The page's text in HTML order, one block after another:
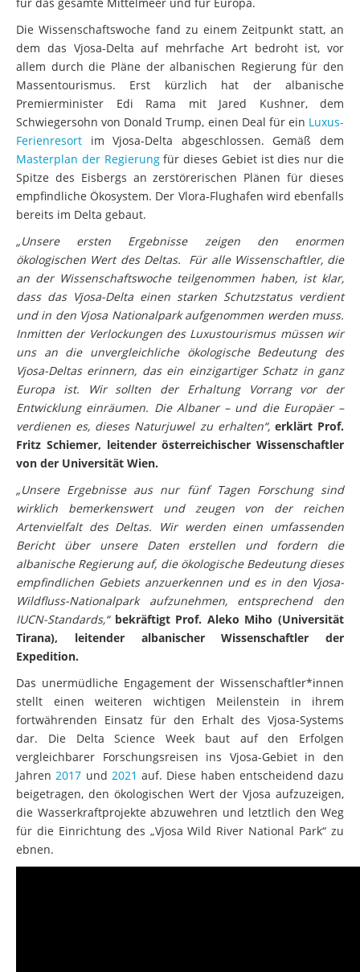
für das gesamte Mittelmeer und für Europa.
Die Wissenschaftswoche fand zu einem Zeitpunkt statt, an
dem das Vjosa-Delta auf mehrfache Art bedroht ist, vor
allem durch die Pläne der albanischen Regierung für den
Massentourismus. Erst kürzlich hat der albanische
Premierminister Edi Rama mit Jared Kushner, dem
Schwiegersohn von Donald Trump, einen Deal für ein Luxus-
Ferienresort im Vjosa-Delta abgeschlossen. Gemäß dem
Masterplan der Regierungfür dieses Gebiet ist dies nur die
Spitze des Eisbergs an zerstörerischen Plänen für dieses
empfindliche Ökosystem. Der Vlora-Flughafen wird ebenfalls
bereits im Delta gebaut.
„Unsere ersten Ergebnisse zeigen den enormen
ökologischen Wert des Deltas. Für alle Wissenschaftler, die
an der Wissenschaftswoche teilgenommen haben, ist klar,
dass das Vjosa-Delta einen starken Schutzstatus verdient
und in den Vjosa Nationalpark aufgenommen werden muss.
Inmitten der Verlockungen des Luxustourismus müssen wir
uns an die unvergleichliche ökologische Bedeutung des
Vjosa-Deltas erinnern, das ein einzigartiger Schatz in ganz
Europa ist. Wir sollten der Erhaltung Vorrang vor der
Entwicklung einräumen. Die Albaner – und die Europäer –
verdienen es, dieses Naturjuwel zu erhalten“, erklärt Prof.
Fritz Schiemer, leitender österreichischer Wissenschaftler
von der Universität Wien.
„Unsere Ergebnisse aus nur fünf Tagen Forschung sind
wirklich bemerkenswert und zeugen von der reichen
Artenvielfalt des Deltas. Wir werden einen umfassenden
Bericht über unsere Daten erstellen und fordern die
albanische Regierung auf, die ökologische Bedeutung dieses
empfindlichen Gebiets anzuerkennen und es in den Vjosa-
Wildfluss-Nationalpark aufzunehmen, entsprechend den
IUCN-Standards,“
bekräftigt Prof. Aleko Miho (Universität
Tirana), leitender albanischer Wissenschaftler der
Expedition.
Das unermüdliche Engagement der Wissenschaftler*innen
stellt einen weiteren wichtigen Meilenstein in ihrem
fortwährenden Einsatz für den Erhalt des Vjosa-Systems
dar. Die Delta Science Week baut auf den Erfolgen
vergleichbarer Forschungsreisen ins Vjosa-Gebiet in den
Jahren2017 und 2021 auf. Diese haben entscheidend dazu
beigetragen, den ökologischen Wert der Vjosa aufzuzeigen,
die Wasserkraftprojekte abzuwehren und letztlich den Weg
für die Einrichtung des „Vjosa Wild River National Park“ zu
ebnen.